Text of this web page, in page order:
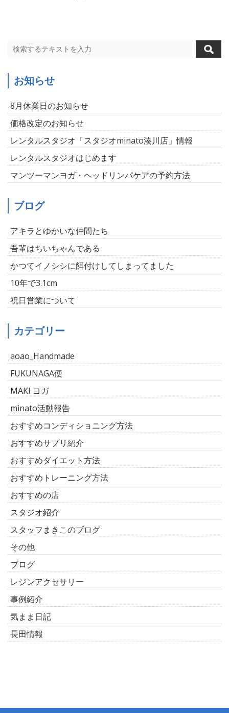
お知らせ
8月休業日のお知らせ
価格改定のお知らせ
レンタルスタジオ「スタジオminato湊川店」情報
レンタルスタジオはじめます
マンツーマンヨガ・ヘッドリンパケアの予約方法
ブログ
アキラとゆかいな仲間たち
吾輩はちいちゃんである
かつてイノシシに餌付けしてしまってました
10年で3.1cm
祝日営業について
カテゴリー
aoao_Handmade
FUKUNAGA便
MAKI ヨガ
minato活動報告
おすすめコンディショニング方法
おすすめサプリ紹介
おすすめダイエット方法
おすすめトレーニング方法
おすすめの店
スタジオ紹介
スタッフまきこのブログ
その他
ブログ
レジンアクセサリー
事例紹介
気まま日記
長田情報